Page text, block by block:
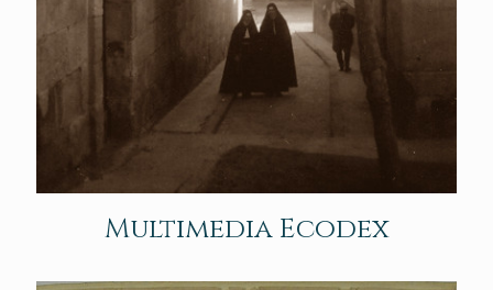
Multimedia Ecodex